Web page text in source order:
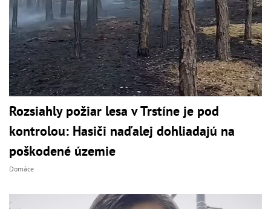
Rozsiahly požiar lesa v Trstíne je pod
kontrolou: Hasiči naďalej dohliadajú na
poškodené územie
Domáce